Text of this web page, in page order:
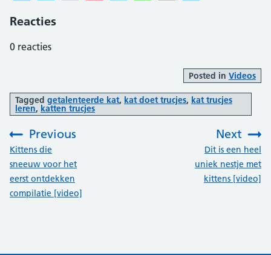
Reacties
0 reacties
Posted in Videos
Tagged getalenteerde kat, kat doet trucjes, kat trucjes
leren, katten trucjes
Previous
:Kittens die
sneeuw voor het
eerst ontdekken
compilatie [video]
Next
Dit is een heel
uniek nestje met
kittens [video]